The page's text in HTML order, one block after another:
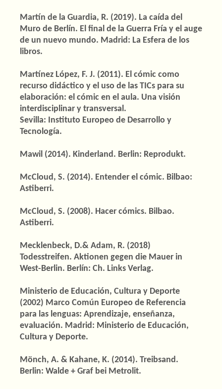
Martín de la Guardia, R. (2019). La caída del
Muro de Berlín. El final de la Guerra Fría y el auge
de un nuevo mundo. Madrid: La Esfera de los
libros.
Martínez López, F. J. (2011). El cómic como
recurso didáctico y el uso de las TICs para su
elaboración: el cómic en el aula. Una visión
interdisciplinar y transversal.
Sevilla: Instituto Europeo de Desarrollo y
Tecnología.
Mawil (2014). Kinderland. Berlin: Reprodukt.
McCloud, S. (2014). Entender el cómic. Bilbao:
Astiberri.
McCloud, S. (2008). Hacer cómics. Bilbao.
Astiberri.
Mecklenbeck, D.& Adam, R. (2018)
Todesstreifen. Aktionen gegen die Mauer in
West-Berlin. Berlín: Ch. Links Verlag.
Ministerio de Educación, Cultura y Deporte
(2002) Marco Común Europeo de Referencia
para las lenguas: Aprendizaje, enseñanza,
evaluación. Madrid: Ministerio de Educación,
Cultura y Deporte.
Mönch, A. & Kahane, K. (2014). Treibsand.
Berlin: Walde + Graf bei Metrolit.